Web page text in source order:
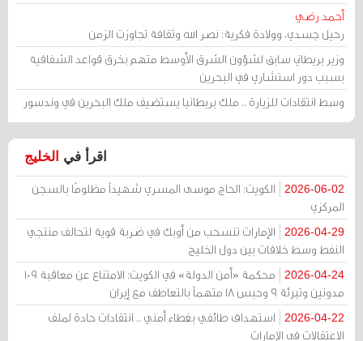
أحمد رضي
رحيل جسدي، وولادة فكرية: نصر الله وثقافة تجاوزت الزمن
وزير بريطاني سابق لشؤون الشرق الأوسط متهم بخرق قواعد الشفافية
بسبب دور استشاري في البحرين
وسط انتقادات للزيارة .. ملك بريطانيا يستضيف ملك البحرين في وندسور
اقرأ في الخليج
2026-06-02
الكويت: الحاج موسى المسري شهيداً مظلومًا بالسجن
المركزي
2026-04-29
الإمارات تنسحب من أوبك في ضربة قوية لتحالف منتجي
النفط وسط خلافات بين دول الخليج
2026-04-24
محكمة «أمن الدولة» في الكويت: الامتناع عن معاقبة 109
مدونين وتبرئة 9 وحبس 18 متهماً بالتعاطف مع إيران
2026-04-22
استهداف طائفي بغطاء أمني .. انتقادات حادة لملف
الاعتقالات في الإمارات